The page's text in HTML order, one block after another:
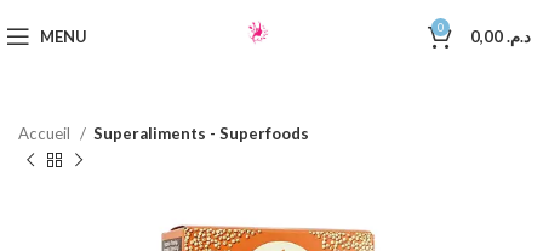
MENU 0 د.م.
Accueil Superaliments - Superfoods